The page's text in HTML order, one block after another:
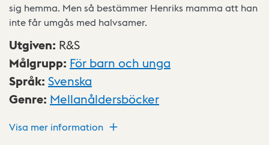
sig hemma. Men så bestämmer Henriks mamma att han
inte får umgås med halvsamer.
Utgiven: R&S
Målgrupp: För barn och unga
Språk: Svenska
Genre: Mellanåldersböcker
Visa mer information